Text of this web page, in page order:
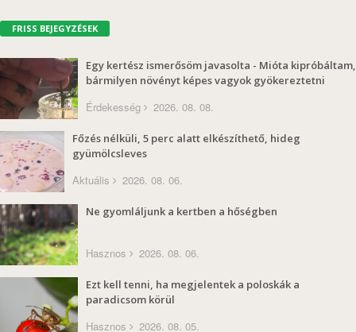
FRISS BEJEGYZÉSEK
Egy kertész ismerősöm javasolta - Mióta kipróbáltam,
bármilyen növényt képes vagyok gyökereztetni
Érdekesség 2026. 08. 08.
Főzés nélküli, 5 perc alatt elkészíthető, hideg
gyümölcsleves
Aktuális 2026. 08. 06.
Ne gyomláljunk a kertben a hőségben
Hasznos 2026. 08. 06.
Ezt kell tenni, ha megjelentek a poloskák a
paradicsom körül
Hasznos 2026. 08. 05.